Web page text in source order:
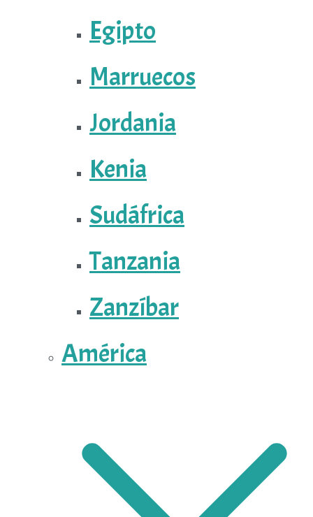
Egipto
Marruecos
Jordania
Kenia
Sudáfrica
Tanzania
Zanzíbar
América